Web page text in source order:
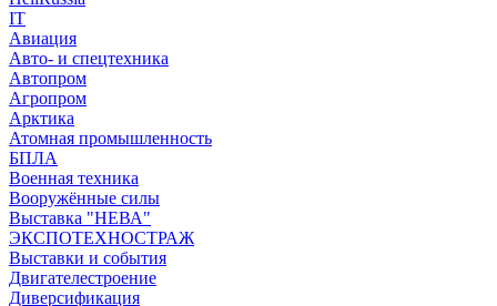
IT
Авиация
Авто- и спецтехника
Автопром
Агропром
Арктика
Атомная промышленность
БПЛА
Военная техника
Вооружённые силы
Выставка "НЕВА"
ЭКСПОТЕХНОСТРАЖ
Выставки и события
Двигателестроение
Диверсификация